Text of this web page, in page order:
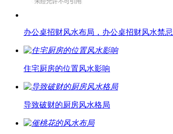
办公桌招财风水布局，办公桌招财风水禁忌
住宅厨房的位置风水影响
导致破财的厨房风水格局